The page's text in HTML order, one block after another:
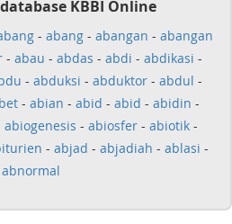
KBBI Online
- abang - abangan - abangan
- abau - abdas - abdi - abdikasi -
- abduksi - abduktor - abdul -
- abian - abid - abid - abidin -
abiogenesis - abiosfer - abiotik -
- abjad - abjadiah - ablasi -
abnormal